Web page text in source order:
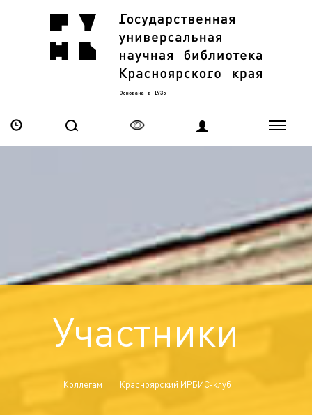
Участники
Коллегам Красноярский ИРБИС-клуб